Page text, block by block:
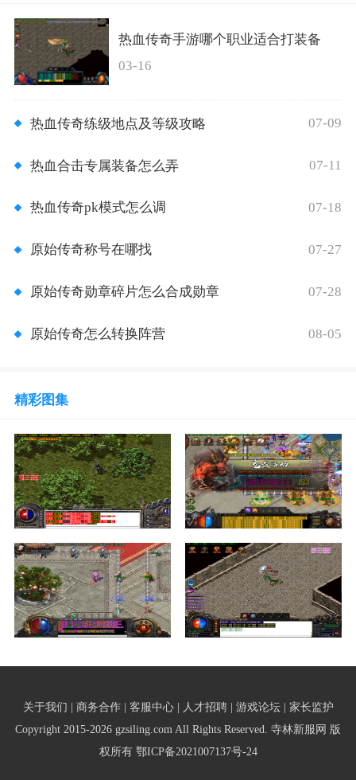
热血传奇手游哪个职业适合打装备
03-16
热血传奇练级地点及等级攻略 07-09
热血合击专属装备怎么弄 07-11
热血传奇pk模式怎么调 07-18
原始传奇称号在哪找 07-27
原始传奇勋章碎片怎么合成勋章 07-28
原始传奇怎么转换阵营 08-05
精彩图集
关于我们 | 商务合作 | 客服中心 | 人才招聘 | 游戏论坛 | 家长监护
Copyright 2015-2026 gzsiling.com All Rights Reserved. 寺林新服网 版
权所有 鄂ICP备2021007137号-24